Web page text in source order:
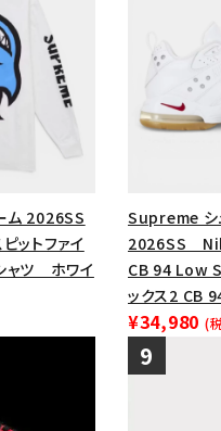
ム 2026SS
トファイ
ャツ ホワイ
Supreme シ
2026SS
CB 94 Low
ックス2 CB
¥34,980 (